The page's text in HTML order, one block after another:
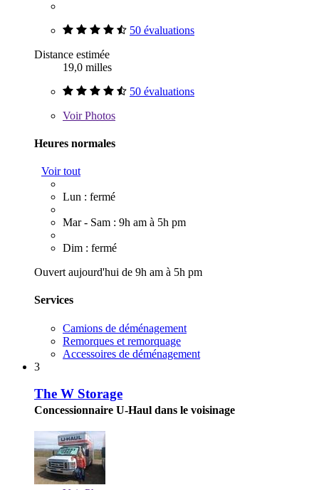
50 évaluations
Distance estimée
19,0 milles
50 évaluations
VoirPhotos
Heures normales
Voir tout
Lun : fermé
Mar - Sam : 9h am à 5h pm
Dim : fermé
Ouvert aujourd'hui de 9h am à 5h pm
Services
Camions de déménagement
Remorques et remorquage
Accessoires de déménagement
3
The W Storage
Concessionnaire U-Haul dans le voisinage